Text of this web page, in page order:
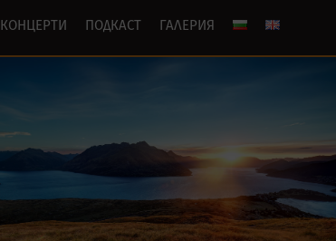
КОНЦЕРТИ ПОДКАСТ ГАЛЕРИЯ